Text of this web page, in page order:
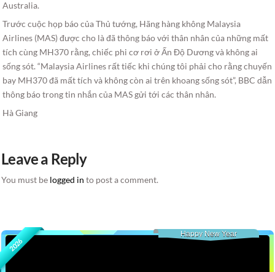
Australia.
Trước cuộc họp báo của Thủ tướng, Hãng hàng không Malaysia
Airlines (MAS) được cho là đã thông báo với thân nhân của những mất
tích cùng MH370 rằng, chiếc phi cơ rơi ở Ấn Độ Dương và không ai
sống sót. “Malaysia Airlines rất tiếc khi chúng tôi phải cho rằng chuyến
bay MH370 đã mất tích và không còn ai trên khoang sống sót”, BBC dẫn
thông báo trong tin nhắn của MAS gửi tới các thân nhân.
Hà Giang
Leave a Reply
You must be logged in to post a comment.
2026
Happy New Year